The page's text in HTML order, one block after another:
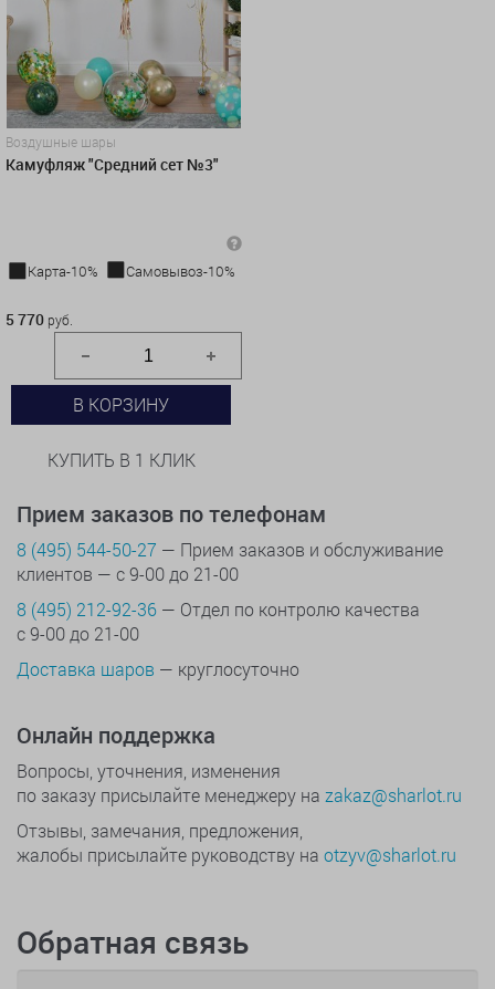
Воздушные шары
Камуфляж "Средний сет №3"
Карта-10%
Самовывоз-10%
5 770 руб.
В КОРЗИНУ
КУПИТЬ В 1 КЛИК
Прием заказов по телефонам
8 (495) 544-50-27 — Прием заказов и обслуживание
клиентов — с 9-00 до 21-00
8 (495) 212-92-36 — Отдел по контролю качества
с 9-00 до 21-00
Доставка шаров — круглосуточно
Онлайн поддержка
Вопросы, уточнения, изменения
по заказу присылайте менеджеру на zakaz@sharlot.ru
Отзывы, замечания, предложения,
жалобы присылайте руководству на otzyv@sharlot.ru
Обратная связь